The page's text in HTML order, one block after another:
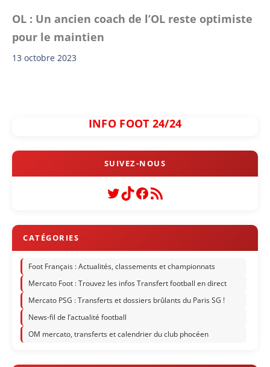
OL : Un ancien coach de l’OL reste optimiste
pour le maintien
13 octobre 2023
INFO FOOT 24/24
Twitter
TikTok
Facebook
Flux RSS
Foot Français : Actualités, classements et championnats
Mercato Foot : Trouvez les infos Transfert football en direct
Mercato PSG : Transferts et dossiers brûlants du Paris SG !
News-fil de l’actualité football
OM mercato, transferts et calendrier du club phocéen